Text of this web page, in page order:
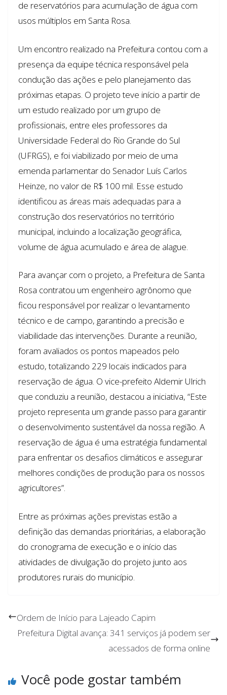
de reservatórios para acumulação de água com
usos múltiplos em Santa Rosa.
Um encontro realizado na Prefeitura contou com a
presença da equipe técnica responsável pela
condução das ações e pelo planejamento das
próximas etapas. O projeto teve início a partir de
um estudo realizado por um grupo de
profissionais, entre eles professores da
Universidade Federal do Rio Grande do Sul
(UFRGS), e foi viabilizado por meio de uma
emenda parlamentar do Senador Luís Carlos
Heinze, no valor de R$ 100 mil. Esse estudo
identificou as áreas mais adequadas para a
construção dos reservatórios no território
municipal, incluindo a localização geográfica,
volume de água acumulado e área de alague.
Para avançar com o projeto, a Prefeitura de Santa
Rosa contratou um engenheiro agrônomo que
ficou responsável por realizar o levantamento
técnico e de campo, garantindo a precisão e
viabilidade das intervenções. Durante a reunião,
foram avaliados os pontos mapeados pelo
estudo, totalizando 229 locais indicados para
reservação de água. O vice-prefeito Aldemir Ulrich
que conduziu a reunião, destacou a iniciativa, “Este
projeto representa um grande passo para garantir
o desenvolvimento sustentável da nossa região. A
reservação de água é uma estratégia fundamental
para enfrentar os desafios climáticos e assegurar
melhores condições de produção para os nossos
agricultores”.
Entre as próximas ações previstas estão a
definição das demandas prioritárias, a elaboração
do cronograma de execução e o início das
atividades de divulgação do projeto junto aos
produtores rurais do município.
Ordem de Início para Lajeado Capim
Prefeitura Digital avança: 341 serviços já podem ser
acessados de forma online
Você pode gostar também